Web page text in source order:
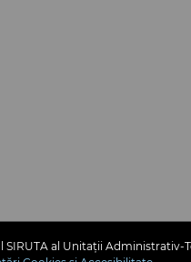
al Unitații Administrativ-